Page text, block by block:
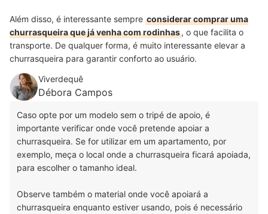
Além disso, é interessante sempre considerar comprar uma
churrasqueira que já venha com rodinhas, o que facilita o
transporte. De qualquer forma, é muito interessante elevar a
churrasqueira para garantir conforto ao usuário.
Viverdequê
Débora Campos
Caso opte por um modelo sem o tripé de apoio, é
importante verificar onde você pretende apoiar a
churrasqueira. Se for utilizar em um apartamento, por
exemplo, meça o local onde a churrasqueira ficará apoiada,
para escolher o tamanho ideal.
Observe também o material onde você apoiará a
churrasqueira enquanto estiver usando, pois é necessário